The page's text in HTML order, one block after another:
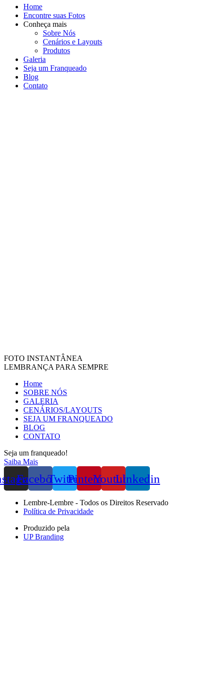
Home
Encontre suas Fotos
Conheça mais
Sobre Nós
Cenários e Layouts
Produtos
Galeria
Seja um Franqueado
Blog
Contato
FOTO INSTANTÂNEA
LEMBRANÇA PARA SEMPRE
Home
SOBRE NÓS
GALERIA
CENÁRIOS/LAYOUTS
SEJA UM FRANQUEADO
BLOG
CONTATO
Seja um franqueado!
Saiba Mais
FacebookTwitterPinterestYoutubeLinkedin
Lembre-Lembre - Todos os Direitos Reservado
Política de Privacidade
Produzido pela
UP Branding